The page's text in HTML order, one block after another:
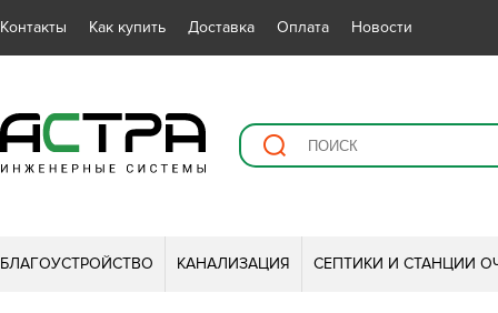
Контакты Как купить Доставка Оплата Новости
БЛАГОУСТРОЙСТВО КАНАЛИЗАЦИЯ СЕПТИКИ И СТАНЦИИ